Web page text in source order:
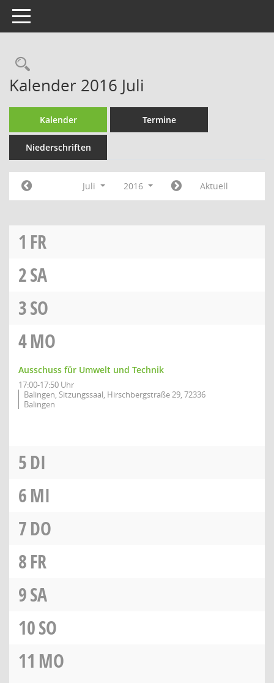
Toggle navigation
Rechercheauswahl
Kalender 2016 Juli
Kalender Termine
Niederschriften
Juli 2016 Aktuell
1 FR
2SA
3SO
4MO
Ausschuss für Umwelt und Technik
17:00-17:50 Uhr
Balingen, Sitzungssaal, Hirschbergstraße 29, 72336
Balingen
5DI
6MI
7DO
8FR
9SA
10SO
11 MO